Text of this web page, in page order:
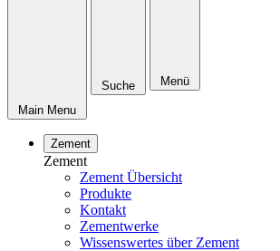
Main Menu
Suche Menü
Zement
Zement
Zement Übersicht
Produkte
Kontakt
Zementwerke
Wissenswertes über Zement